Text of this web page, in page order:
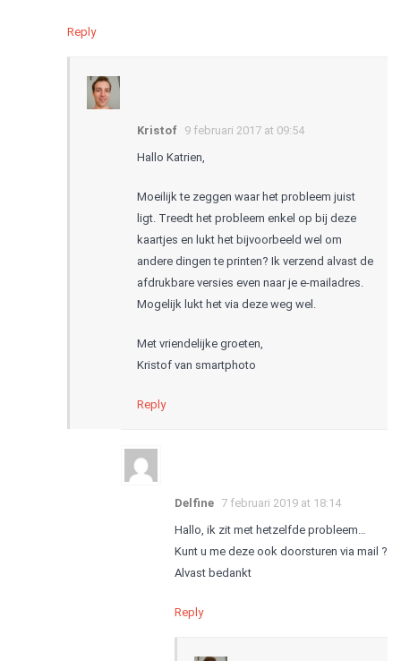
Reply
Kristof 9 februari 2017 at 09:54
Hallo Katrien,
Moeilijk te zeggen waar het probleem juist
ligt. Treedt het probleem enkel op bij deze
kaartjes en lukt het bijvoorbeeld wel om
andere dingen te printen? Ik verzend alvast de
afdrukbare versies even naar je e-mailadres.
Mogelijk lukt het via deze weg wel.
Met vriendelijke groeten,
Kristof van smartphoto
Reply
Delfine 7 februari 2019 at 18:14
Hallo, ik zit met hetzelfde probleem…
Kunt u me deze ook doorsturen via mail ?
Alvast bedankt
Reply